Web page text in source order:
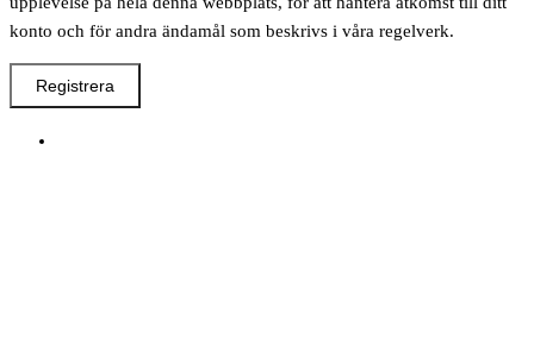
konto och för andra ändamål som beskrivs i våra regelverk.
Registrera